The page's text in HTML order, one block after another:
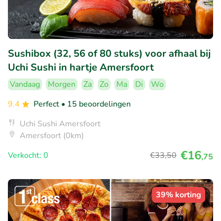
Sushibox (32, 56 of 80 stuks) voor afhaal bij
Uchi Sushi in hartje Amersfoort
Vandaag Morgen Za Zo Ma Di
Wo
9.4
Perfect • 15 beoordelingen
Uchi Sushi Amersfoort
Amersfoort (0km)
Verkocht: 0
€33,50 €16,75
39% korting